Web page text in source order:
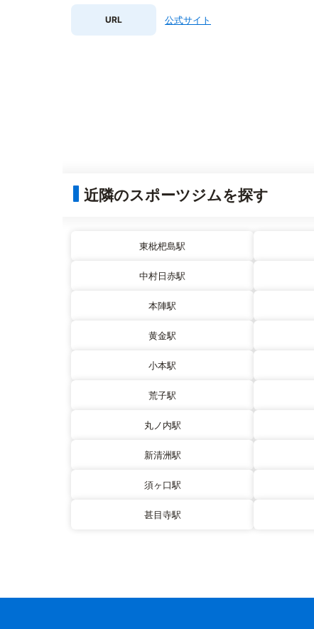
URL 公式サイト
近隣のスポーツジムを探す
東枇杷島駅
中村日赤駅
本陣駅
黄金駅
小本駅
荒子駅
丸ノ内駅
新清洲駅
須ヶ口駅
甚目寺駅